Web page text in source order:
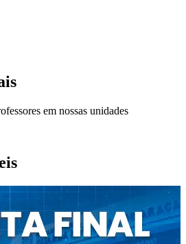
em nossas unidades